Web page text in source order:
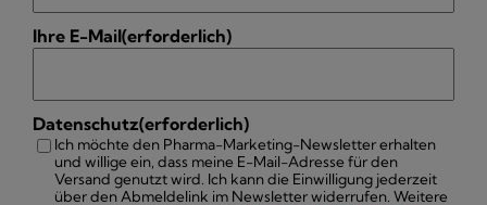
Ihre E-Mail(erforderlich)
Datenschutz(erforderlich)
Ich möchte den Pharma-Marketing-Newsletter erhalten
und willige ein, dass meine E-Mail-Adresse für den
Versand genutzt wird. Ich kann die Einwilligung jederzeit
über den Abmeldelink im Newsletter widerrufen. Weitere